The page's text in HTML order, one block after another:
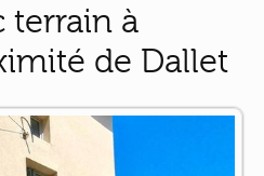
terrain à
de Dallet